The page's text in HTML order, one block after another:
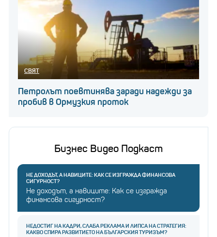
СВЯТ
Петролът поевтинява заради надежди за
пробив в Ормузкия проток
Бизнес Видео Подкаст
НЕ ДОХОДЪТ, А НАВИЦИТЕ: КАК СЕ ИЗГРАЖДА ФИНАНСОВА
СИГУРНОСТ?
Не доходът, а навиците: Как се изгражда
финансова сигурност?
НЕДОСТИГ НА КАДРИ, СЛАБА РЕКЛАМА И ЛИПСА НА СТРАТЕГИЯ:
КАКВО СПИРА РАЗВИТИЕТО НА БЪЛГАРСКИЯ ТУРИЗЪМ?